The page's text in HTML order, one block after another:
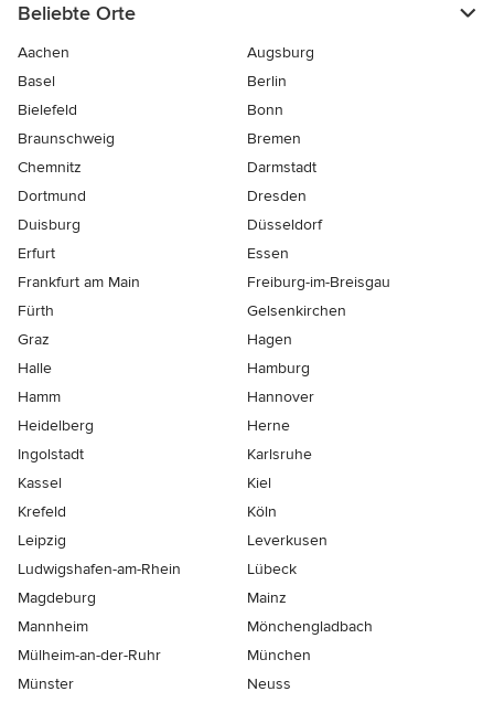
Beliebte Orte
Aachen
Augsburg
Basel
Berlin
Bielefeld
Bonn
Braunschweig
Bremen
Chemnitz
Darmstadt
Dortmund
Dresden
Duisburg
Düsseldorf
Erfurt
Essen
Frankfurt am Main
Freiburg-im-Breisgau
Fürth
Gelsenkirchen
Graz
Hagen
Halle
Hamburg
Hamm
Hannover
Heidelberg
Herne
Ingolstadt
Karlsruhe
Kassel
Kiel
Krefeld
Köln
Leipzig
Leverkusen
Ludwigshafen-am-Rhein
Lübeck
Magdeburg
Mainz
Mannheim
Mönchen­gladbach
Mülheim-an-der-Ruhr
München
Münster
Neuss